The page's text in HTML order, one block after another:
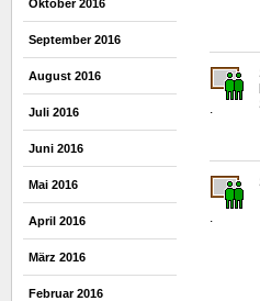
Oktober 2016
September 2016
August 2016
Juli 2016
Juni 2016
Mai 2016
April 2016
März 2016
Februar 2016
.